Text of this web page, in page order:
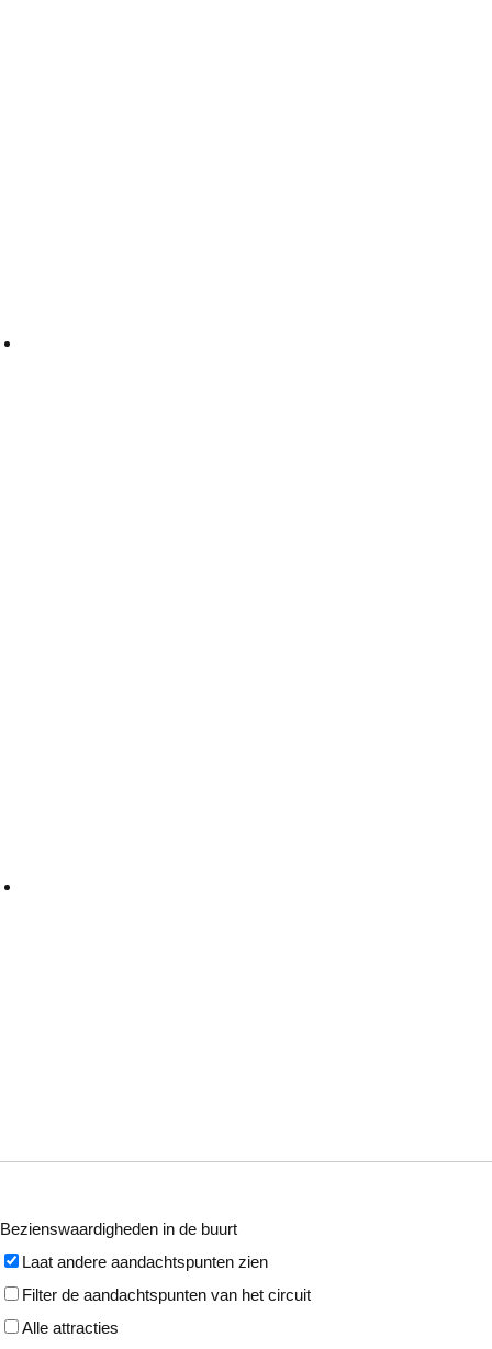
Bezienswaardigheden in de buurt
Laat andere aandachtspunten zien
Filter de aandachtspunten van het circuit
Alle attracties